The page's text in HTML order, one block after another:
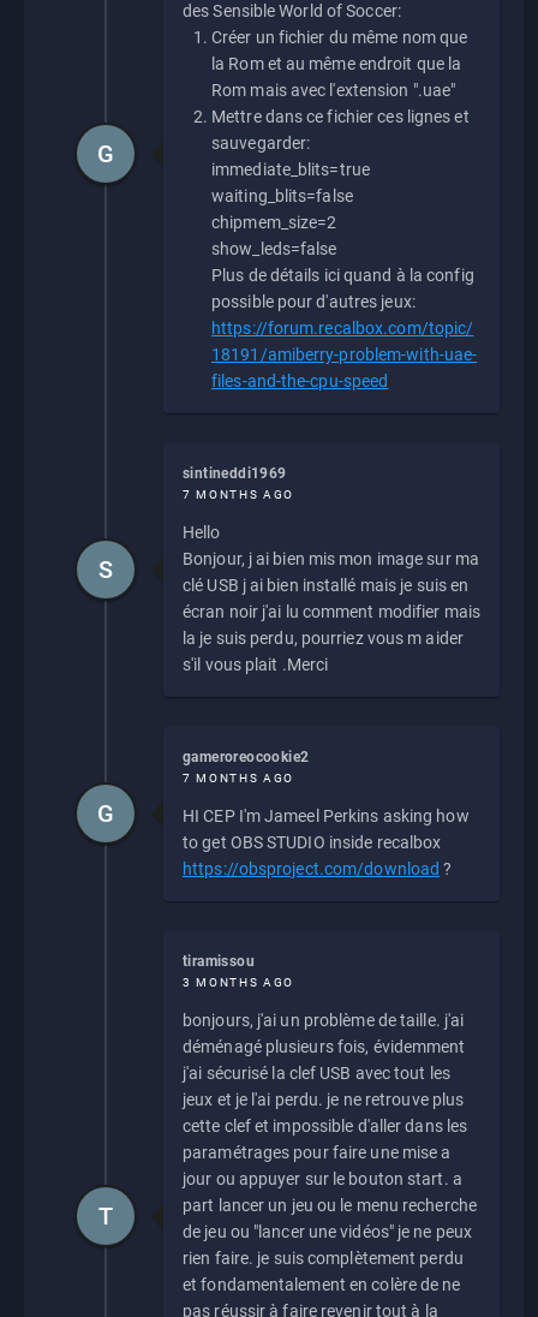
des Sensible World of Soccer:
Créer un fichier du même nom que
la Rom et au même endroit que la
Rom mais avec l'extension ".uae"
Mettre dans ce fichier ces lignes et
sauvegarder:
immediate_blits=true
waiting_blits=false
chipmem_size=2
show_leds=false
Plus de détails ici quand à la config
possible pour d'autres jeux:
https://forum.recalbox.com/topic/
18191/amiberry-problem-with-uae-
files-and-the-cpu-speed
G
sintineddi1969
7 MONTHS AGO
Hello
Bonjour, j ai bien mis mon image sur ma
clé USB j ai bien installé mais je suis en
écran noir j'ai lu comment modifier mais
la je suis perdu, pourriez vous m aider
s'il vous plait .Merci
S
gameroreocookie2
7 MONTHS AGO
HI CEP I'm Jameel Perkins asking how
to get OBS STUDIO inside recalbox
https://obsproject.com/download ?
G
tiramissou
3 MONTHS AGO
bonjours, j'ai un problème de taille. j'ai
déménagé plusieurs fois, évidemment
j'ai sécurisé la clef USB avec tout les
jeux et je l'ai perdu. je ne retrouve plus
cette clef et impossible d'aller dans les
paramétrages pour faire une mise a
jour ou appuyer sur le bouton start. a
part lancer un jeu ou le menu recherche
de jeu ou "lancer une vidéos" je ne peux
rien faire. je suis complètement perdu
et fondamentalement en colère de ne
pas réussir à faire revenir tout à la
T